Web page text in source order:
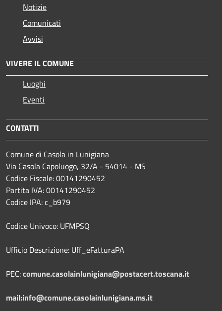
Notizie
Comunicati
Avvisi
VIVERE IL COMUNE
Luoghi
Eventi
CONTATTI
Comune di Casola in Lunigiana
Via Casola Capoluogo, 32/A - 54014 - MS
Codice Fiscale: 00141290452
Partita IVA: 00141290452
Codice IPA: c_b979
Codice Univoco: UFMPSQ
Ufficio Descrizione: Uff_eFatturaPA
PEC:comune.casolainlunigiana@postacert.toscana.it
mail:info@comune.casolainlunigiana.ms.it